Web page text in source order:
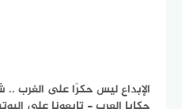
الإبداع ليس حكرًا على الغرب ..